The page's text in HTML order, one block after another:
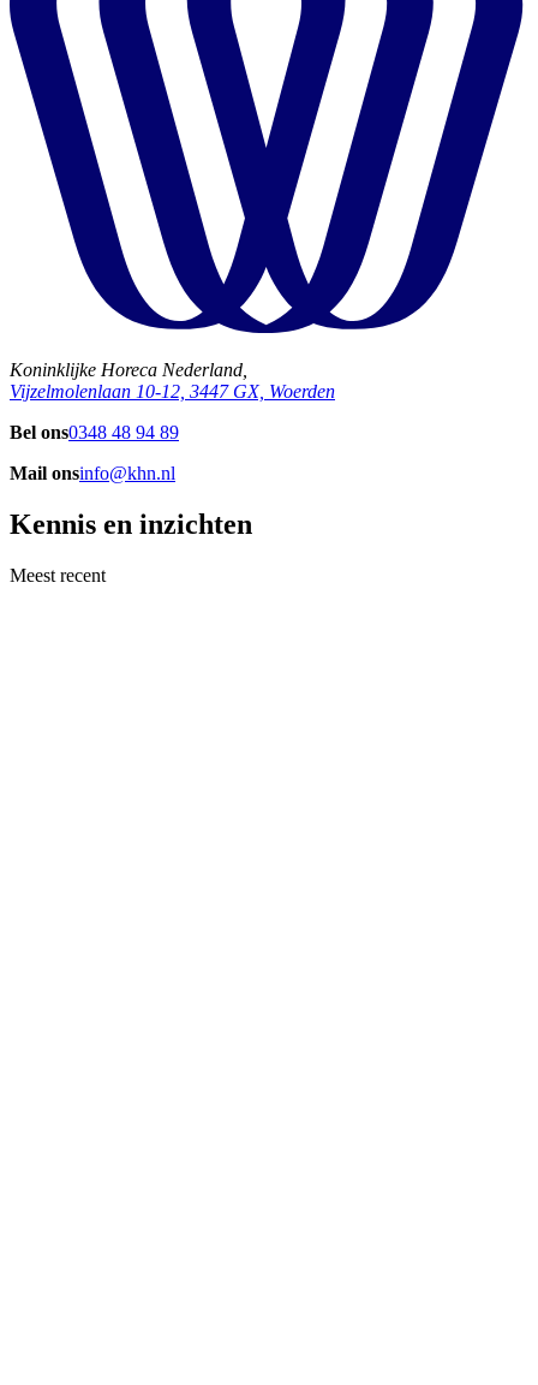
Koninklijke Horeca Nederland,
Vijzelmolenlaan 10-12, 3447 GX, Woerden
Bel ons0348 48 94 89
Mail onsinfo@khn.nl
Kennis en inzichten
Meest recent